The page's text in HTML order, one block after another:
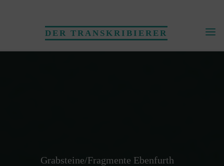
DER TRANSKRIBIERER
Grabsteine/Fragmente Ebenfurth